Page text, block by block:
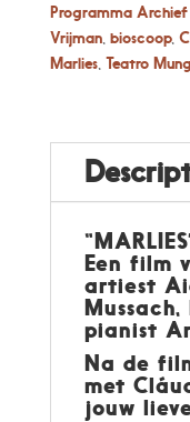
Programma Archief
Vrijman, bioscoop,
Marlies, Teatro
Een film
artiest
pianist
Na de
met
jouw